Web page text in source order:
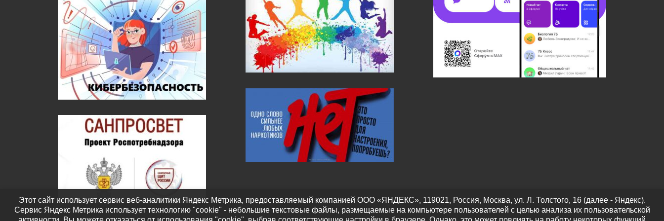
Этот сайт использует сервис веб-аналитики Яндекс Метрика, предоставляемый компанией ООО «ЯНДЕКС», 119021, Россия, Москва, ул. Л. Толстого, 16 (далее - Яндекс).
Сервис Яндекс Метрика использует технологию "cookie" - небольшие текстовые файлы, размещаемые на компьютере пользователей с целью анализа их пользовательской